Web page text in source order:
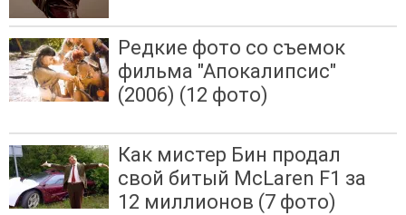
Редкие фото со съемок
фильма "Апокалипсис"
(2006) (12 фото)
Как мистер Бин продал
свой битый McLaren F1 за
12 миллионов (7 фото)